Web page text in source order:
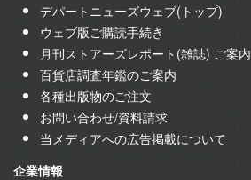
デパートニューズウェブ(トップ)
ウェブ版ご購読手続き
月刊ストアーズレポート(雑誌) ご案内
百貨店調査年鑑のご案内
各種出版物のご注文
お問い合わせ/資料請求
当メディアへの広告掲載について
企業情報